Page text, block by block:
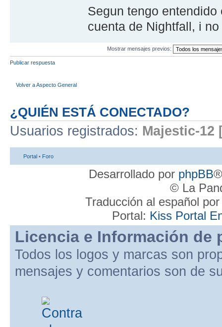
Segun tengo
cuenta de Nightfall, i
Mostrar mensajes previos:
Publicar respuesta
Volver a Aspecto General
¿QUIÉN ESTÁ CONECTADO?
Usuarios registrados: Majestic-12
Portal • Foro
Desarrollado por phpBB
© La
Traducción al español
Portal: Kiss Portal
Licencia e Información de
Todos los logos y marcas son
mensajes y comentarios son de